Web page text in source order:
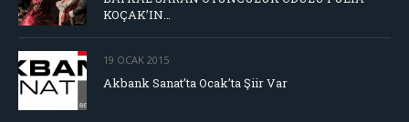
KOÇAK’IN…
19 OCAK 2015
Akbank Sanat’ta Ocak’ta Şiir Var